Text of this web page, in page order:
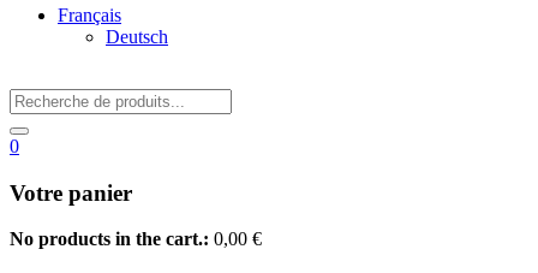
Français
Deutsch
0
Votre panier
No products in the cart.: 0,00 €